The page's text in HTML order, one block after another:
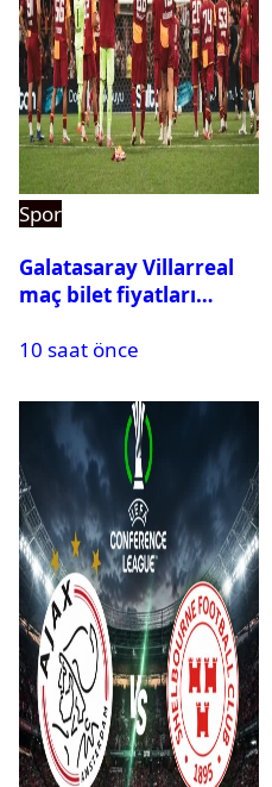
Spor
Galatasaray Villarreal
maç bilet fiyatları
10 saat önce